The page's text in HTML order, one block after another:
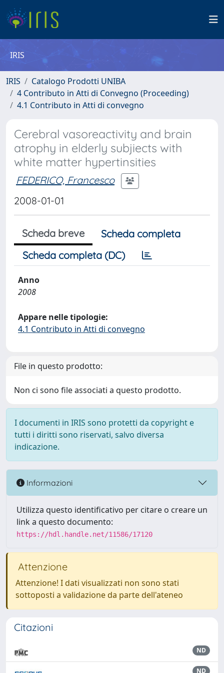
IRIS
IRIS
Catalogo Prodotti UNIBA
4 Contributo in Atti di Convegno (Proceeding)
4.1 Contributo in Atti di convegno
Cerebral vasoreactivity and brain
atrophy in elderly subjiects with
white matter hypertinsities
FEDERICO, Francesco
2008-01-01
Scheda breve
Scheda completa
Scheda completa (DC)
Anno
2008
Appare nelle tipologie:
4.1 Contributo in Atti di convegno
File in questo prodotto:
Non ci sono file associati a questo prodotto.
I documenti in IRIS sono protetti da copyright e
tutti i diritti sono riservati, salvo diversa
indicazione.
Informazioni
Utilizza questo identificativo per citare o creare un
link a questo documento:
https://hdl.handle.net/11586/17120
Attenzione
Attenzione! I dati visualizzati non sono stati
sottoposti a validazione da parte dell'ateneo
Citazioni
ND
ND